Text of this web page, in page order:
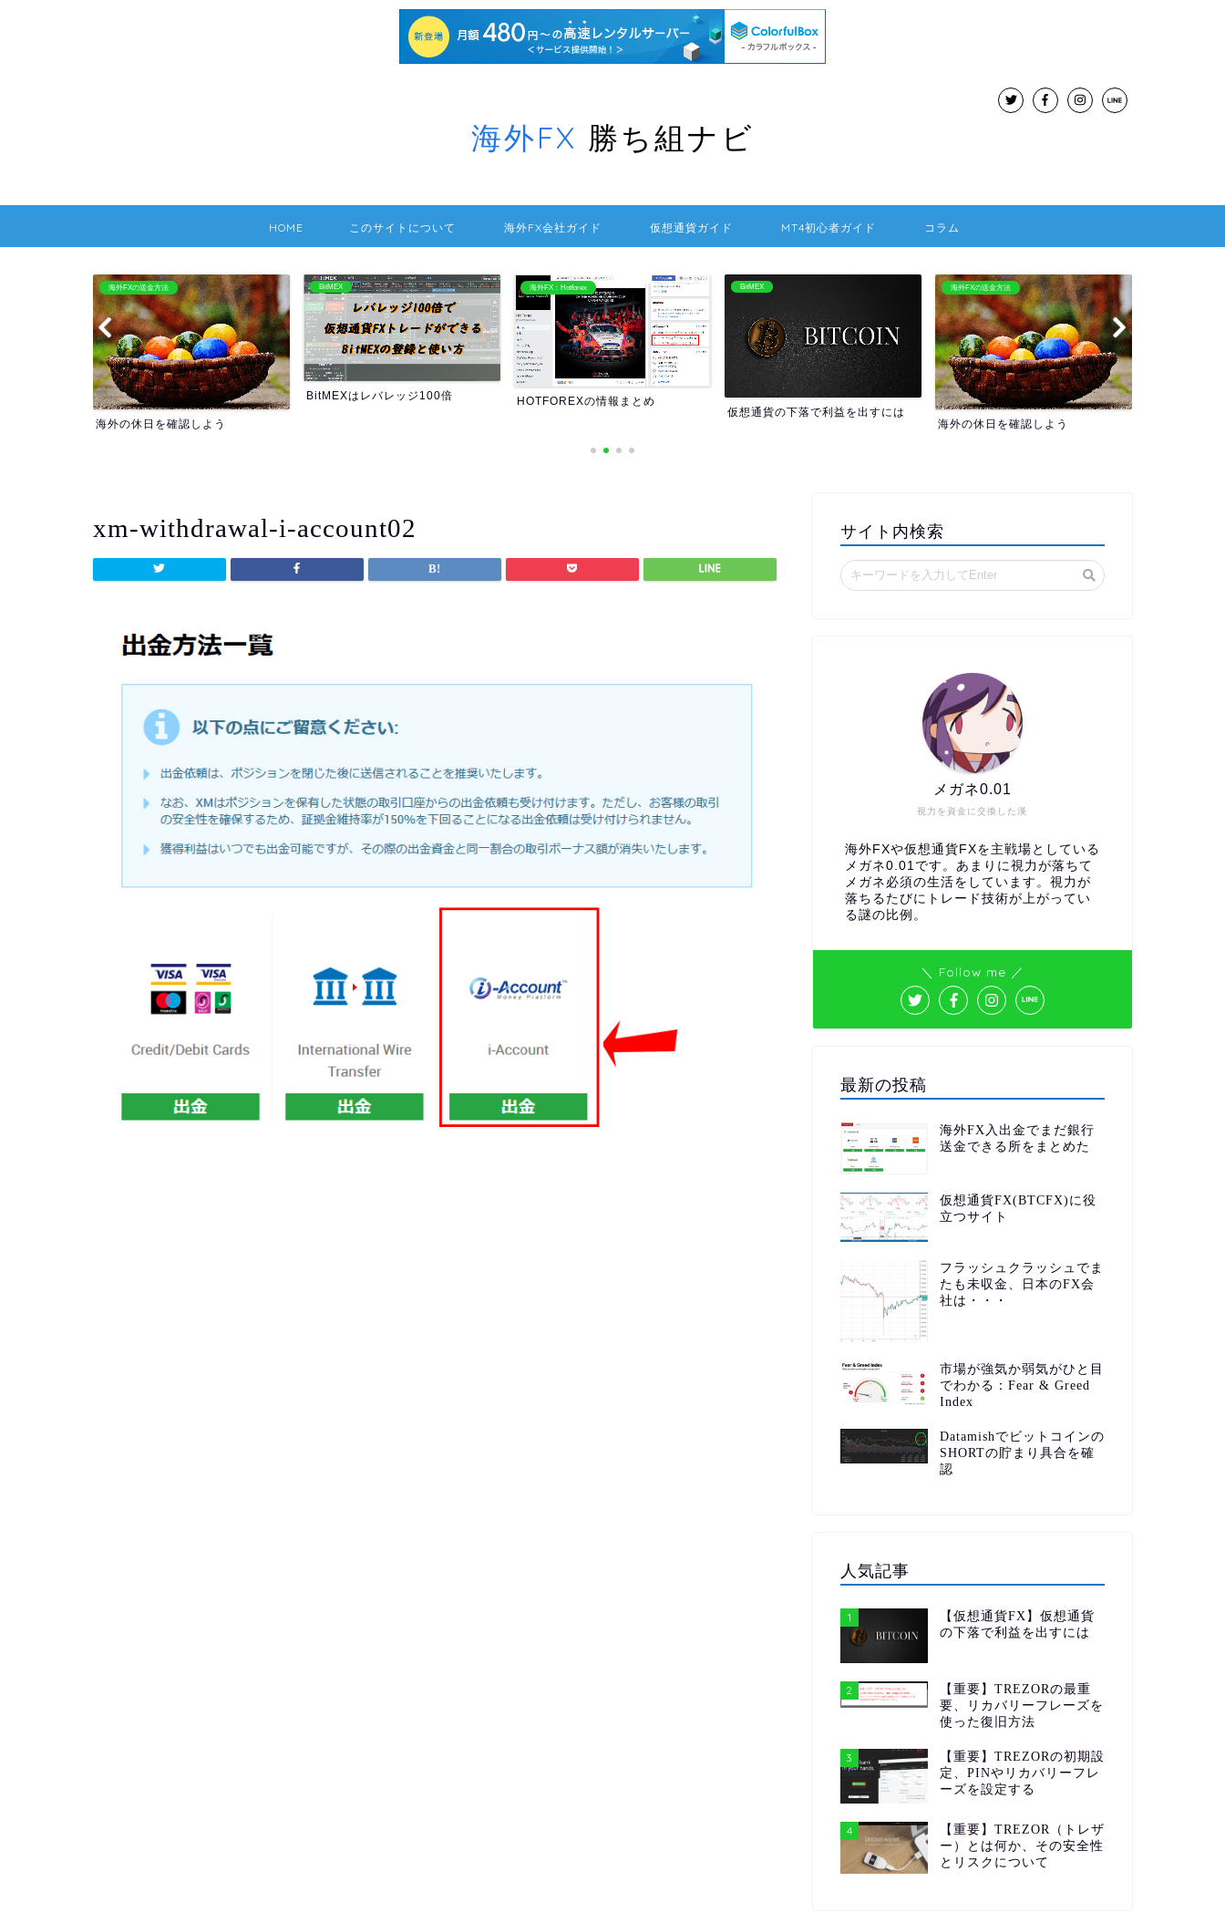
海外FX 勝ち組ナビ
HOME このサイトについて 海外FX会社ガイド 仮想通貨ガイド MT4初心者ガイド コラム
BitMEX
BitMEXはレバレッジ100倍
海外FX：Hotforex
HOTFOREXの情報まとめ
BitMEX 海外FXの送金方法 BitMEX
BitMEXはレバレッジ100倍
xm-withdrawal-i-account02 サイト内検索
視力を資金に交換した漢
メガネ0.01
海外FXや仮想通貨FXを主戦場としている
メガネ0.01です。あまりに視力が落ちて
メガネ必須の生活をしています。視力が
落ちるたびにトレード技術が上がってい
る謎の比例。
＼ Follow me ／
最新の投稿
海外FX入出金でまだ銀行
送金できる所をまとめた
仮想通貨FX(BTCFX)に役
立つサイト
フラッシュクラッシュでま
たも未収金、日本のFX会
社は・・・
市場が強気か弱気がひと目
でわかる：Fear & Greed
Index
Datamishでビットコインの
SHORTの貯まり具合を確
認
人気記事
1
【仮想通貨FX】仮想通貨
の下落で利益を出すには
2
【重要】TREZORの最重
要、リカバリーフレーズを
使った復旧方法
3
【重要】TREZORの初期設
定、PINやリカバリーフレ
ーズを設定する
4
【重要】TREZOR（トレザ
ー）とは何か、その安全性
とリスクについて